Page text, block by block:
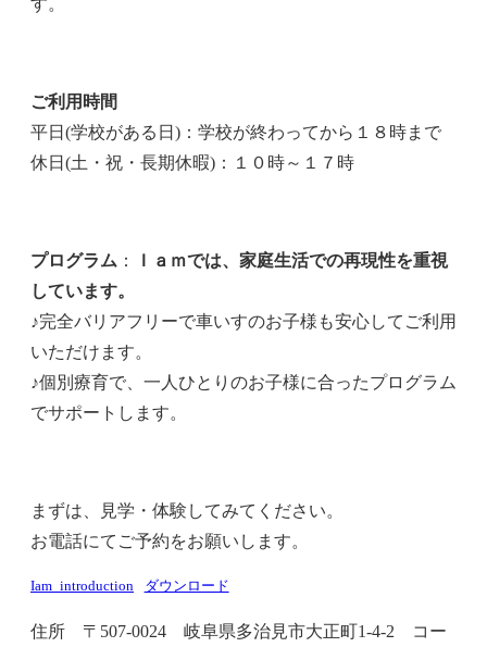
す。
ご利用時間
平日(学校がある日)：学校が終わってから１８時まで
休日(土・祝・長期休暇)：１０時～１７時
プログラム ：
Ｉａｍでは、家庭生活での再現性を重視
しています。
♪完全バリアフリーで車いすのお子様も安心してご利用
いただけます。
♪個別療育で、一人ひとりのお子様に合ったプログラム
でサポートします。
まずは、見学・体験してみてください。
お電話にてご予約をお願いします。
Iam_introduction ダウンロード
住所 〒507-0024 岐阜県多治見市大正町1-4-2 コー